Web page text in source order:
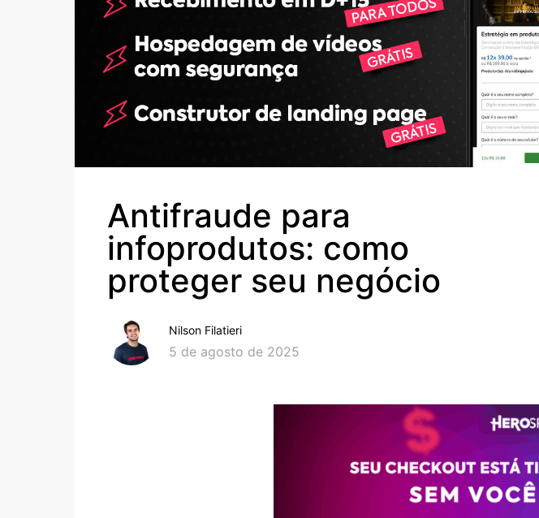
Antifraude para
infoprodutos: como
proteger seu negócio
Nilson Filatieri
5 de agosto de 2025